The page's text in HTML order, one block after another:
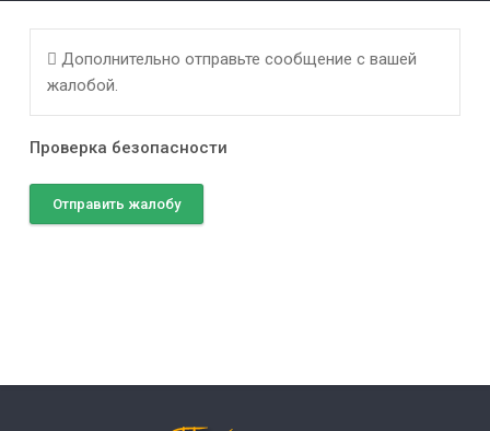
Дополнительно отправьте сообщение с вашей
жалобой.
Проверка безопасности
Отправить жалобу